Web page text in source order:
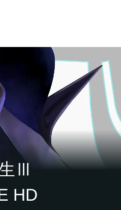
Ⅲ
HD